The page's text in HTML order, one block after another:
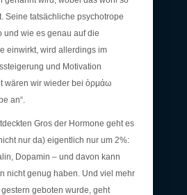
Seine tatsächliche psychotrope
und wie es genau auf die
einwirkt, wird allerdings im
und Motivation
wären wir wieder bei ὁρμάω
an“.
Gros der Hormone geht es
nur da) eigentlich nur um 2%:
Dopamin – und davon kann
nicht genug haben. Und viel mehr
geboten wurde, geht